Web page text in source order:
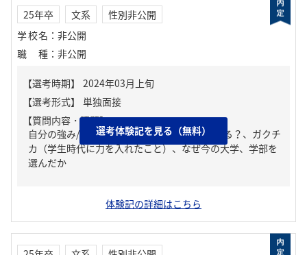
25年卒 文系
性別非公開
学校名 ： 非公開
職種 ： 非公開
【質問内容・課題】
自分の強み/弱み、周りからどんな人といわれる？、ガクチ
カ（学生時代に力を入れたこと）、なぜ今の大学、学部を
選んだか
選考体験記を見る（無料）
体験記の詳細はこちら